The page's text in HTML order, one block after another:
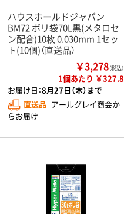
ハウスホールドジャパン
BM72 ポリ袋70L黒(メタロセ
ン配合)10枚 0.030mm 1セッ
ト(10個)（直送品）
￥3,278（税込）
1個あたり ￥327.8
お届け日：8月27日（木）まで
直送品 アールグレイ商会か
らお届け